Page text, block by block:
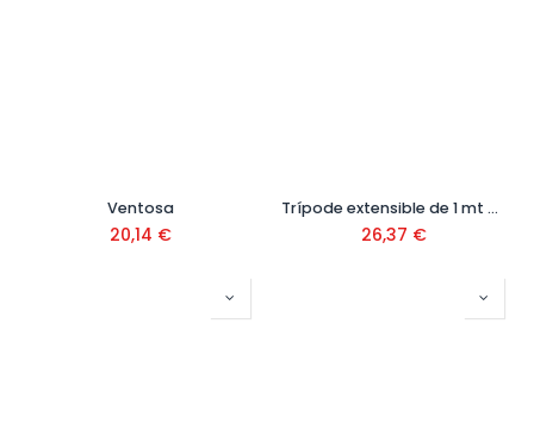
Ventosa
20,14 €
Trípode extensible de 1 mt a 1,80 mt Ref.SZ-00024
26,37 €